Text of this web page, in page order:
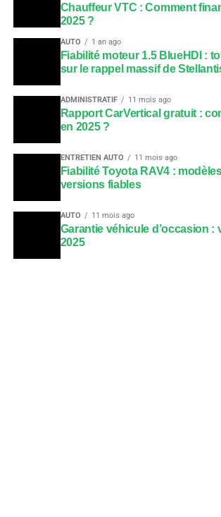
Chauffeur VTC : Comment
2025 ?
AUTO 1 an ago
Fiabilité moteur 1.5 BlueHDI :
sur le rappel massif de
ADMINISTRATIF 11 mois ago
Rapport CarVertical gratuit :
en 2025 ?
ENTRETIEN AUTO 11 mois ago
Fiabilité Toyota RAV4 :
versions fiables
AUTO 11 mois ago
Garantie véhicule d’occasion :
2025